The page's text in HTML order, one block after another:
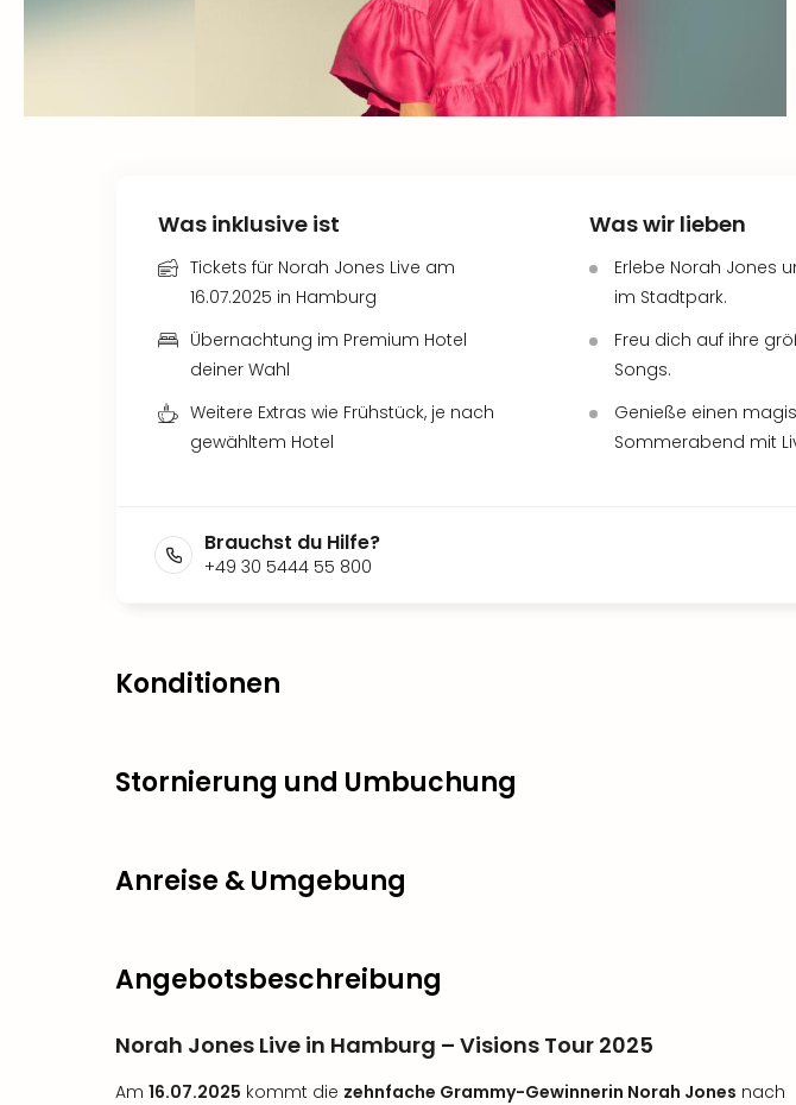
Was inklusive ist
Tickets für Norah Jones Live am
16.07.2025 in Hamburg
Übernachtung im Premium Hotel
deiner Wahl
Weitere Extras wie Frühstück, je nach
gewähltem Hotel
Was wir lieben
Erlebe Norah Jones
im Stadtpark.
Freu dich auf ihre
Songs.
Genieße einen
Sommerabend mit
Brauchst du Hilfe?
+49 30 5444 55 800
Konditionen
Stornierung und Umbuchung
Anreise & Umgebung
Angebotsbeschreibung
Norah Jones Live in Hamburg – Visions Tour 2025
Am 16.07.2025 kommt die zehnfache Grammy-Gewinnerin Norah Jones nach